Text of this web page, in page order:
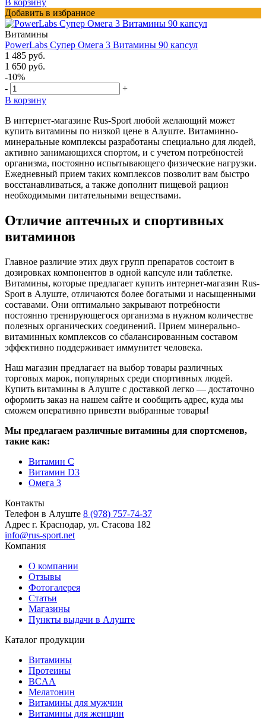
Добавить в избранное
Витамины
PowerLabs Супер Омега 3 Витамины 90 капсул
1 485 руб.
1 650 руб.
-10%
-
+
В корзину
В интернет-магазине Rus-Sport любой желающий может
купить витамины по низкой цене в Алуште. Витаминно-
минеральные комплексы разработаны специально для людей,
активно занимающихся спортом, и с учетом потребностей
организма, постоянно испытывающего физические нагрузки.
Ежедневный прием таких комплексов позволит вам быстро
восстанавливаться, а также дополнит пищевой рацион
необходимыми питательными веществами.
Отличие аптечных и спортивных
витаминов
Главное различие этих двух групп препаратов состоит в
дозировках компонентов в одной капсуле или таблетке.
Витамины, которые предлагает купить интернет-магазин Rus-
Sport в Алуште, отличаются более богатыми и насыщенными
составами. Они оптимально закрывают потребности
постоянно тренирующегося организма в нужном количестве
полезных органических соединений. Прием минерально-
витаминных комплексов со сбалансированным составом
эффективно поддерживает иммунитет человека.
Наш магазин предлагает на выбор товары различных
торговых марок, популярных среди спортивных людей.
Купить витамины в Алуште с доставкой легко — достаточно
оформить заказ на нашем сайте и сообщить адрес, куда мы
сможем оперативно привезти выбранные товары!
Мы предлагаем различные витамины для спортсменов,
такие как:
Витамин C
Витамин D3
Омега 3
Контакты
Телефон в Алуште 8 (978) 757-74-37
Адрес г. Краснодар, ул. Стасова 182
info@rus-sport.net
Компания
О компании
Отзывы
Фотогалерея
Статьи
Магазины
Пункты выдачи в Алуште
Каталог продукции
Витамины
Протеины
BCAA
Мелатонин
Витамины для мужчин
Витамины для женщин